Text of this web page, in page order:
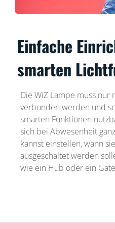
Einfache
smarten
Die WiZ Lampe muss nur
verbunden werden und
smarten Funktionen
sich bei Abwesenheit
kannst einstellen, wann
ausgeschaltet werden
wie ein Hub oder ein